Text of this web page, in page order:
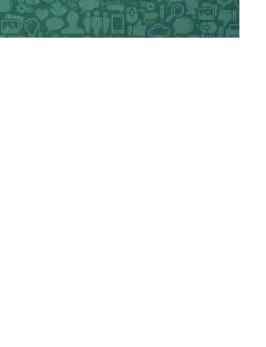
की जनता पार्टी की